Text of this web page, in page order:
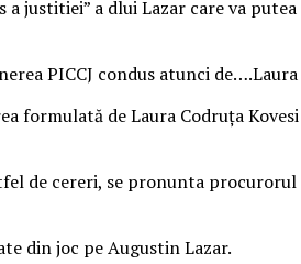
justitiei” a dlui Lazar care va
PICCJ condus atunci
de Laura Codruţa
de cereri, se pronunta
din joc pe Augustin Lazar.